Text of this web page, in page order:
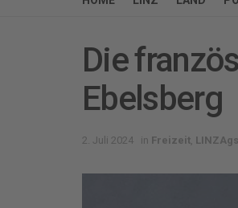
Die
Ebelsberg
2. Juli 2024 in Freizeit